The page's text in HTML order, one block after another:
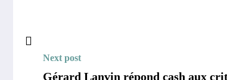
Next post
Gérard Lanvin répond cash aux